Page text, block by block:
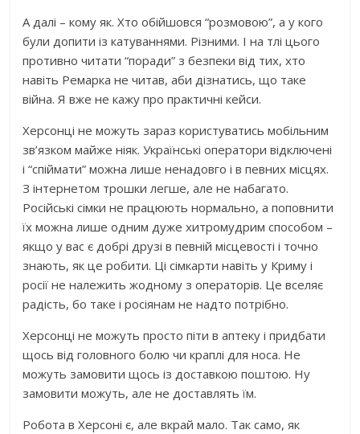
А далі – кому як. Хто обійшовся “розмовою”, а у кого
були допити із катyваннями. Різними. І на тлі цього
противно читати “поради” з безпеки від тих, хто
навіть Ремарка не читав, аби дізнатись, що таке
війна. Я вже не кажу про практичні кейси.
Херсонці не можуть зараз користуватись мобільним
зв’язком майже ніяк. Українські оператори відключені
і “спіймати” можна лише ненадовго і в певних місцях.
З інтернетом трошки легше, але не набагато.
Російські сімки не працюють нормально, а поповнити
їх можна лише одним дуже хитромудрим способом –
якщо у вас є добрі друзі в певній місцевості і точно
знають, як це робити. Ці сімкарти навіть у Криму і
росії не належить жодному з операторів. Це вселяє
радість, бо таке і росіянам не надто потрібно.
Херсонці не можуть просто піти в аптеку і придбати
щось від головного болю чи краплі для носа. Не
можуть замовити щось із доставкою поштою. Ну
замовити можуть, але не доставлять їм.
Робота в Херсоні є, але вкрай мало. Так само, як